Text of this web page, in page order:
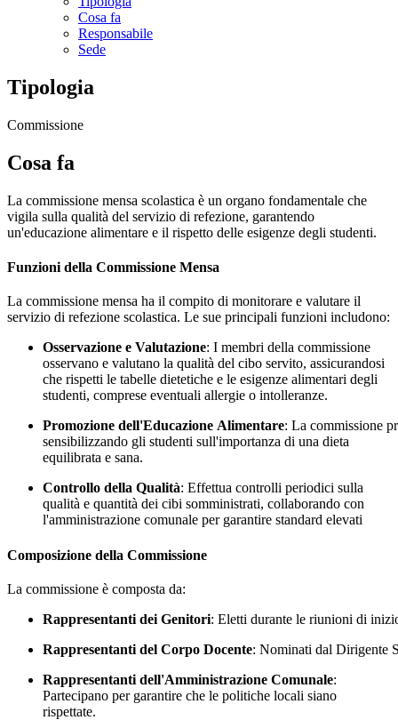
Cosa fa
Responsabile
Sede
Tipologia
Commissione
Cosa fa
La commissione mensa scolastica è un organo fondamentale che
vigila sulla qualità del servizio di refezione, garantendo
un'educazione alimentare e il rispetto delle esigenze degli studenti.
Funzioni della Commissione Mensa
La commissione mensa ha il compito di monitorare e valutare il
servizio di refezione scolastica. Le sue principali funzioni includono:
Osservazione e Valutazione: I membri della commissione
osservano e valutano la qualità del cibo servito, assicurandosi
che rispetti le tabelle dietetiche e le esigenze alimentari degli
studenti, comprese eventuali allergie o intolleranze.
Promozione dell'Educazione Alimentare: La commissione
sensibilizzando gli studenti sull'importanza di una dieta
equilibrata e sana.
Controllo della Qualità: Effettua controlli periodici sulla
qualità e quantità dei cibi somministrati, collaborando con
l'amministrazione comunale per garantire standard elevati
Composizione della Commissione
La commissione è composta da:
Rappresentanti dei Genitori: Eletti durante le riunioni di
Rappresentanti del Corpo Docente: Nominati dal Dirigente
Rappresentanti dell'Amministrazione Comunale:
Partecipano per garantire che le politiche locali siano
rispettate.